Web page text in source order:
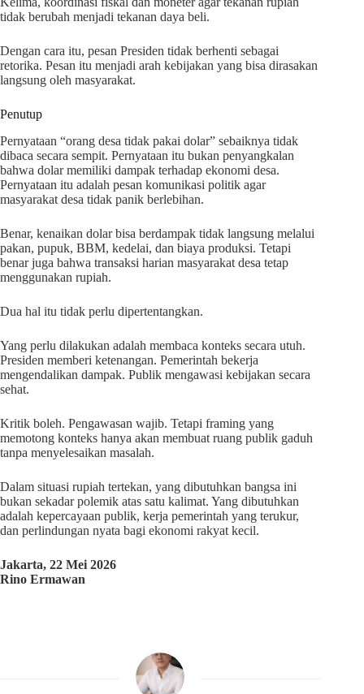
tidak berubah menjadi tekanan daya beli.
Dengan cara itu, pesan Presiden tidak berhenti sebagai
retorika. Pesan itu menjadi arah kebijakan yang bisa dirasakan
langsung oleh masyarakat.
Penutup
Pernyataan “orang desa tidak pakai dolar” sebaiknya tidak
dibaca secara sempit. Pernyataan itu bukan penyangkalan
bahwa dolar memiliki dampak terhadap ekonomi desa.
Pernyataan itu adalah pesan komunikasi politik agar
masyarakat desa tidak panik berlebihan.
Benar, kenaikan dolar bisa berdampak tidak langsung melalui
pakan, pupuk, BBM, kedelai, dan biaya produksi. Tetapi
benar juga bahwa transaksi harian masyarakat desa tetap
menggunakan rupiah.
Dua hal itu tidak perlu dipertentangkan.
Yang perlu dilakukan adalah membaca konteks secara utuh.
Presiden memberi ketenangan. Pemerintah bekerja
mengendalikan dampak. Publik mengawasi kebijakan secara
sehat.
Kritik boleh. Pengawasan wajib. Tetapi framing yang
memotong konteks hanya akan membuat ruang publik gaduh
tanpa menyelesaikan masalah.
Dalam situasi rupiah tertekan, yang dibutuhkan bangsa ini
bukan sekadar polemik atas satu kalimat. Yang dibutuhkan
adalah kepercayaan publik, kerja pemerintah yang terukur,
dan perlindungan nyata bagi ekonomi rakyat kecil.
Jakarta, 22 Mei 2026
Rino Ermawan